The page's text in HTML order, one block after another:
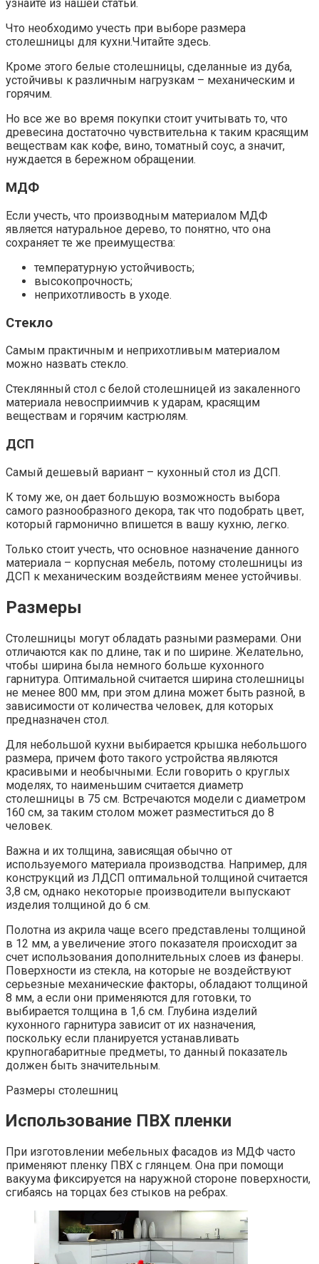
узнайте из нашей статьи.
Что необходимо учесть при выборе размера
столешницы для кухни.Читайте здесь.
Кроме этого белые столешницы, сделанные из дуба,
устойчивы к различным нагрузкам – механическим и
горячим.
Но все же во время покупки стоит учитывать то, что
древесина достаточно чувствительна к таким красящим
веществам как кофе, вино, томатный соус, а значит,
нуждается в бережном обращении.
МДФ
Если учесть, что производным материалом МДФ
является натуральное дерево, то понятно, что она
сохраняет те же преимущества:
температурную устойчивость;
высокопрочность;
неприхотливость в уходе.
Стекло
Самым практичным и неприхотливым материалом
можно назвать стекло.
Стеклянный стол с белой столешницей из закаленного
материала невосприимчив к ударам, красящим
веществам и горячим кастрюлям.
ДСП
Самый дешевый вариант – кухонный стол из ДСП.
К тому же, он дает большую возможность выбора
самого разнообразного декора, так что подобрать цвет,
который гармонично впишется в вашу кухню, легко.
Только стоит учесть, что основное назначение данного
материала – корпусная мебель, потому столешницы из
ДСП к механическим воздействиям менее устойчивы.
Размеры
Столешницы могут обладать разными размерами. Они
отличаются как по длине, так и по ширине. Желательно,
чтобы ширина была немного больше кухонного
гарнитура. Оптимальной считается ширина столешницы
не менее 800 мм, при этом длина может быть разной, в
зависимости от количества человек, для которых
предназначен стол.
Для небольшой кухни выбирается крышка небольшого
размера, причем фото такого устройства являются
красивыми и необычными. Если говорить о круглых
моделях, то наименьшим считается диаметр
столешницы в 75 см. Встречаются модели с диаметром
160 см, за таким столом может разместиться до 8
человек.
Важна и их толщина, зависящая обычно от
используемого материала производства. Например, для
конструкций из ЛДСП оптимальной толщиной считается
3,8 см, однако некоторые производители выпускают
изделия толщиной до 6 см.
Полотна из акрила чаще всего представлены толщиной
в 12 мм, а увеличение этого показателя происходит за
счет использования дополнительных слоев из фанеры.
Поверхности из стекла, на которые не воздействуют
серьезные механические факторы, обладают толщиной
8 мм, а если они применяются для готовки, то
выбирается толщина в 1,6 см. Глубина изделий
кухонного гарнитура зависит от их назначения,
поскольку если планируется устанавливать
крупногабаритные предметы, то данный показатель
должен быть значительным.
Размеры столешниц
Использование ПВХ пленки
При изготовлении мебельных фасадов из МДФ часто
применяют пленку ПВХ с глянцем. Она при помощи
вакуума фиксируется на наружной стороне поверхности,
сгибаясь на торцах без стыков на ребрах.